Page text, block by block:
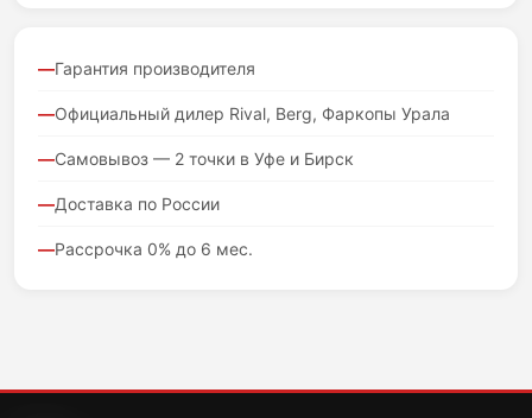
Гарантия производителя
Официальный дилер Rival, Berg, Фаркопы Урала
Самовывоз — 2 точки в Уфе и Бирск
Доставка по России
Рассрочка 0% до 6 мес.